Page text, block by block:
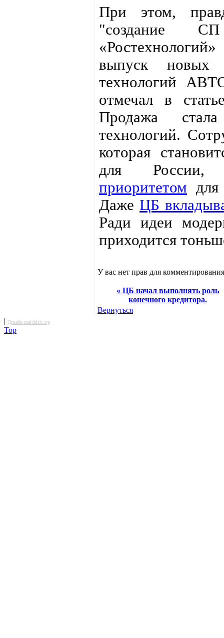
При этом,
"создание
выпуск новых
технологий
отмечал в
Продажа
технологий.
которая
для России,
приоритетом для
Даже ЦБ
Ради идеи
приходится
У вас нет прав для
« ЦБ начал выполнять роль
конечного кредитора.
Вернуться
| Дизайн malchish.org
Top